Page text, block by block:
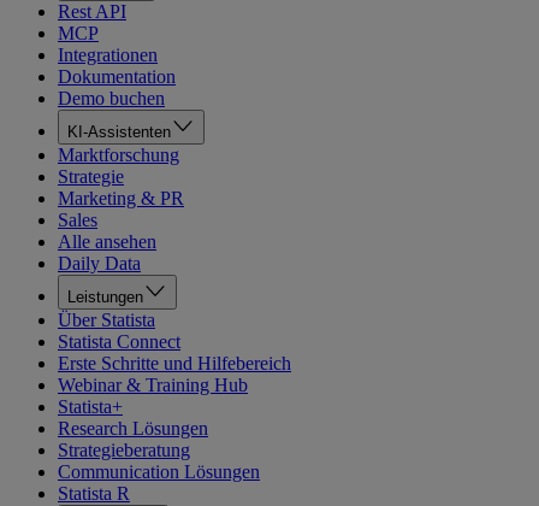
Rest API
MCP
Integrationen
Dokumentation
Demo buchen
KI-Assistenten
Marktforschung
Strategie
Marketing & PR
Sales
Alle ansehen
Daily Data
Leistungen
Über Statista
Statista Connect
Erste Schritte und Hilfebereich
Webinar & Training Hub
Statista+
Research Lösungen
Strategieberatung
Communication Lösungen
Statista R